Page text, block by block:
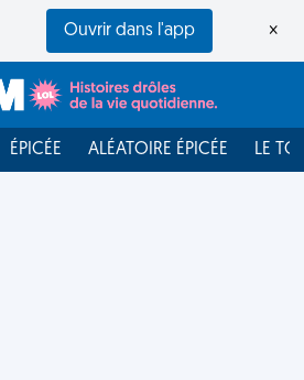
Ouvrir dans l'app ×
ÉPICÉE ALÉATOIRE ÉPICÉE LE